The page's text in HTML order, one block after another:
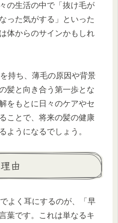
の生活の中で「抜け毛が
った気がする」といった
体からのサインかもしれ
持ち、薄毛の原因や背景
髪と向き合う第一歩とな
をもとに日々のケアやセ
ことで、将来の髪の健康
ようになるでしょう。
由
よく耳にするのが、「早
葉です。これは単なるキ